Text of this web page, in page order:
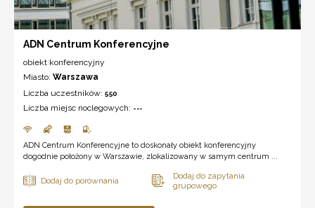
ADN Centrum Konferencyjne
obiekt konferencyjny
Miasto: Warszawa
Liczba uczestników: 550
Liczba miejsc noclegowych: ---
ADN Centrum Konferencyjne to doskonały obiekt konferencyjny
dogodnie położony w Warszawie, zlokalizowany w samym centrum ...